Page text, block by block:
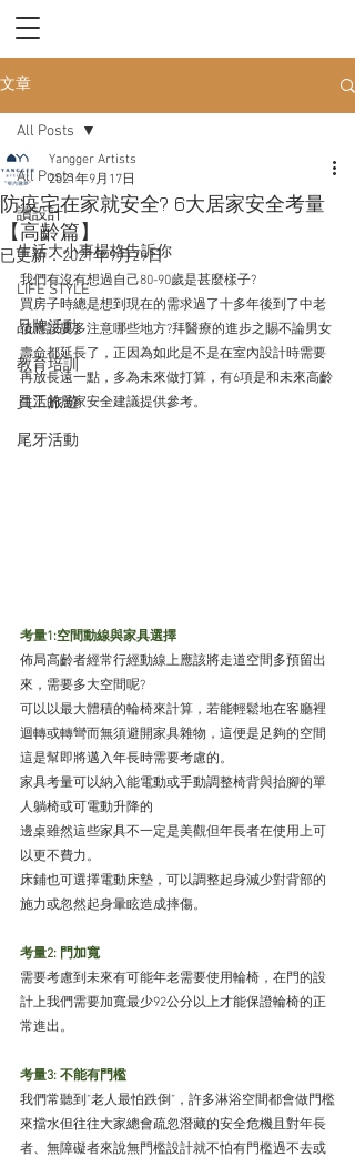
文章
All Posts
讀設計
生活大小事楊格告訴你
LIFE STYLE
品牌活動
教育培訓
員工旅遊
尾牙活動
All Posts
防疫宅在家就安全? 6大居家安全考量
【高齡篇】
Yangger Artists
2021年9月17日
已更新：2021年9月29日
我們有沒有想過自己80-90歲是甚麼樣子?
買房子時總是想到現在的需求過了十多年後到了中老
後應該要多注意哪些地方?拜醫療的進步之賜不論男女
壽命都延長了，正因為如此是不是在室內設計時需要
再放長遠一點，多為未來做打算，有6項是和未來高齡
生活的居家安全建議提供參考。
考量1:空間動線與家具選擇
佈局高齡者經常行經動線上應該將走道空間多預留出
來，需要多大空間呢?
可以以最大體積的輪椅來計算，若能輕鬆地在客廳裡
迴轉或轉彎而無須避開家具雜物，這便是足夠的空間
這是幫即將邁入年長時需要考慮的。
家具考量可以納入能電動或手動調整椅背與抬腳的單
人躺椅或可電動升降的
邊桌雖然這些家具不一定是美觀但年長者在使用上可
以更不費力。
床鋪也可選擇電動床墊，可以調整起身減少對背部的
施力或忽然起身暈眩造成摔傷。
考量2: 門加寬
需要考慮到未來有可能年老需要使用輪椅，在門的設
計上我們需要加寬最少92公分以上才能保證輪椅的正
常進出。
考量3: 不能有門檻
我們常聽到”老人最怕跌倒”，許多淋浴空間都會做門檻
來擋水但往往大家總會疏忽潛藏的安全危機且對年長
者、無障礙者來說無門檻設計就不怕有門檻過不去或